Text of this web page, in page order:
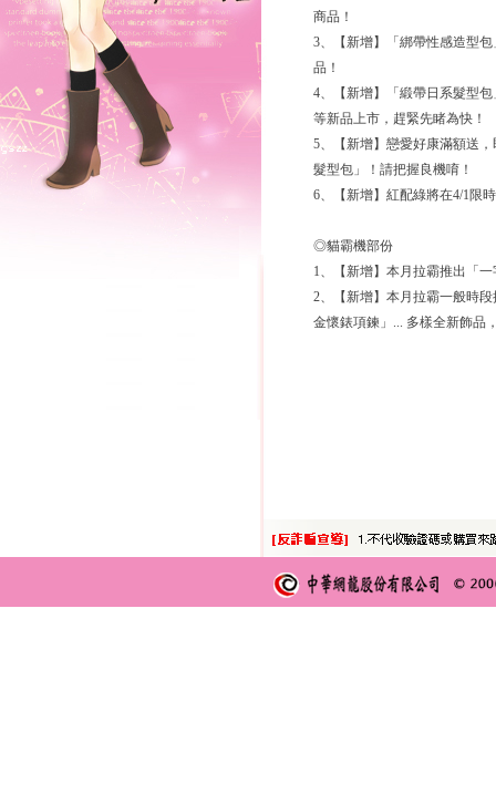
商品！
3、【新增】「綁帶性感造型
品！
4、【新增】「緞帶日系髮型
等新品上市，趕緊先睹為快！
5、【新增】戀愛好康滿額送
髮型包」！請把握良機唷！
6、【新增】紅配綠將在4/1限
◎貓霸機部份
1、【新增】本月拉霸推出「
2、【新增】本月拉霸一般時
金懷錶項鍊」... 多樣全新飾品